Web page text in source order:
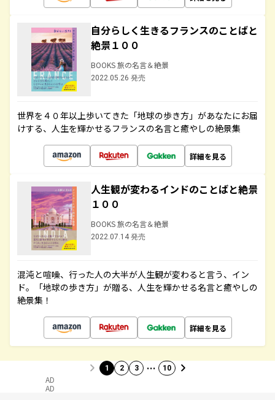
自分らしく生きるフランスのことばと
絶景１００
BOOKS 旅の名言＆絶景
2022.05.26 発売
世界を４０年以上歩いてきた「地球の歩き方」があなたにお届
けする、人生を輝かせるフランスの名言と癒やしの絶景集
詳細を見る
人生観が変わるインドのことばと絶景
１００
BOOKS 旅の名言＆絶景
2022.07.14 発売
混沌と喧噪、行った人の大半が人生観が変わると言う、イン
ド。「地球の歩き方」が贈る、人生を輝かせる名言と癒やしの
絶景集！
詳細を見る
1 2 3 … 10
AD
AD